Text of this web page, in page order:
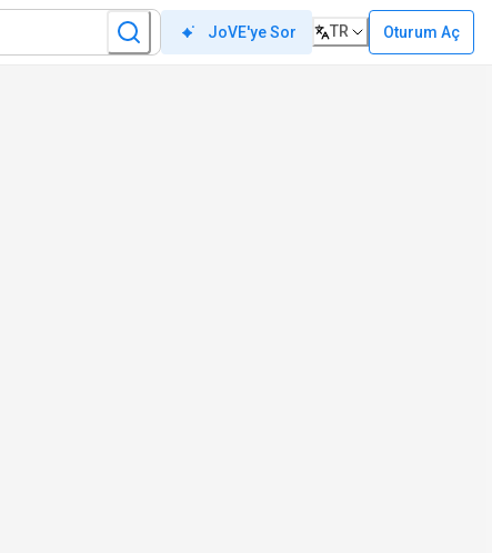
JoVE'ye Sor TR Oturum Aç